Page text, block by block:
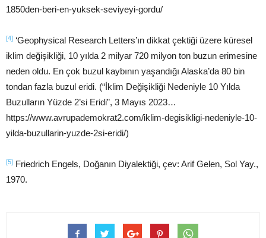
1850den-beri-en-yuksek-seviyeyi-gordu/
[4] ‘Geophysical Research Letters’ın dikkat çektiği üzere küresel
iklim değişikliği, 10 yılda 2 milyar 720 milyon ton buzun erimesine
neden oldu. En çok buzul kaybının yaşandığı Alaska’da 80 bin
tondan fazla buzul eridi. (“İklim Değişikliği Nedeniyle 10 Yılda
Buzulların Yüzde 2’si Eridi”, 3 Mayıs 2023…
https://www.avrupademokrat2.com/iklim-degisikligi-nedeniyle-10-
yilda-buzullarin-yuzde-2si-eridi/)
[5] Friedrich Engels, Doğanın Diyalektiği, çev: Arif Gelen, Sol Yay.,
1970.